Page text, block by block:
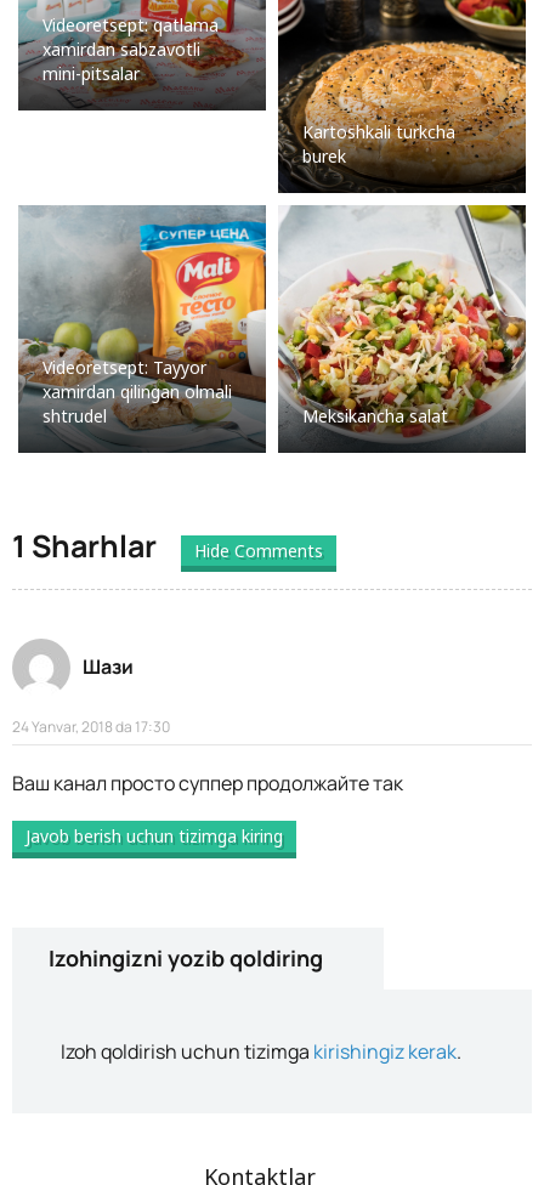
Videoretsept: qatlama
xamirdan sabzavotli
mini-pitsalar
Kartoshkali turkcha
burek
Videoretsept: Tayyor
xamirdan qilingan olmali
shtrudel
Meksikancha salat
1 Sharhlar Hide Comments
Шази
24 Yanvar, 2018 da 17:30
Ваш канал просто суппер продолжайте так
Javob berish uchun tizimga kiring
Izohingizni yozib qoldiring
Izoh qoldirish uchun tizimga kirishingiz kerak.
Kontaktlar